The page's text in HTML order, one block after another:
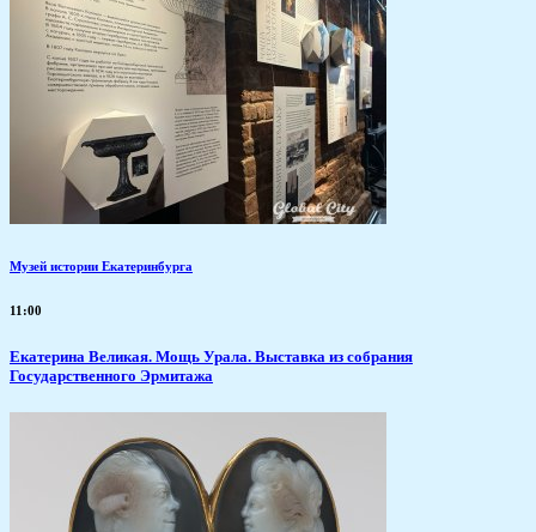
Музей истории Екатеринбурга
11:00
​Екатерина Великая. Мощь Урала. Выставка из собрания
Государственного Эрмитажа